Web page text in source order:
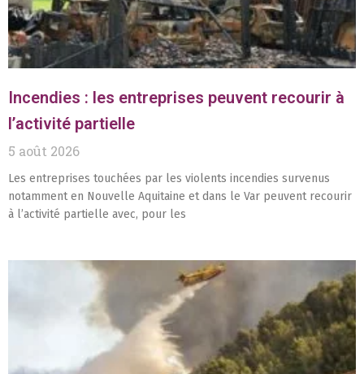
Incendies : les entreprises peuvent recourir à
l’activité partielle
5 août 2026
Les entreprises touchées par les violents incendies survenus
notamment en Nouvelle Aquitaine et dans le Var peuvent recourir
à l’activité partielle avec, pour les